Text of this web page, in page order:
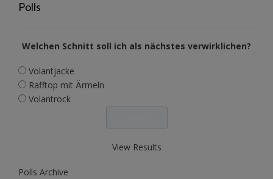
Polls
Welchen Schnitt soll ich als nächstes verwirklichen?
Volantjacke
Rafftop mit Ärmeln
Volantrock
View Results
Polls Archive